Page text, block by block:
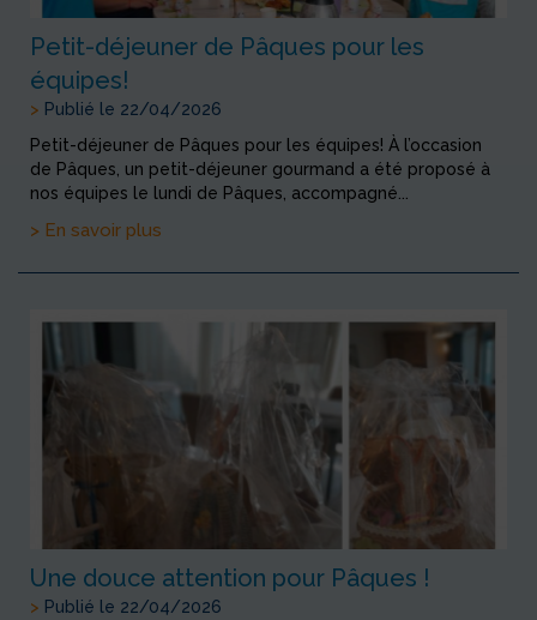
Petit-déjeuner de Pâques pour les
équipes!
> Publié le 22/04/2026
Petit-déjeuner de Pâques pour les équipes! À l’occasion
de Pâques, un petit-déjeuner gourmand a été proposé à
nos équipes le lundi de Pâques, accompagné...
> En savoir plus
Une douce attention pour Pâques !
> Publié le 22/04/2026